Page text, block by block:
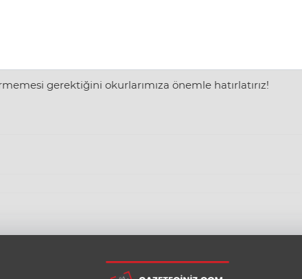
gerektiğini okurlarımıza önemle hatırlatırız!